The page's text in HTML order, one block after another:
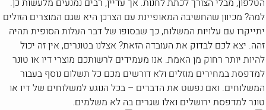
למה? מכיוון שהחשיבה המאופיינת עם הצרכן היא שגם המוצרים הזולים
יתייקרו עם עלויות המשלוח, כך שבסופו של דבר העלות הסופית תהיה
זהה. יצא לכם לבדוק את העובדה הזאת? אצלנו בטונרים, אין זה יכול
להיות יותר רחוק מן האמת. אנו מעמידים לרשותכם מוצרי דיו או טונר
למדפסת במחירים מוזלים ולא דורשים מכם כל תשלום נוסף בעבור
המשלוחים. ואם נפשט את הדברים – בכל הנוגע למשלוחים של דיו או
טונר למדפסת ירושלים ואלו שגרים בה לא משלמים.